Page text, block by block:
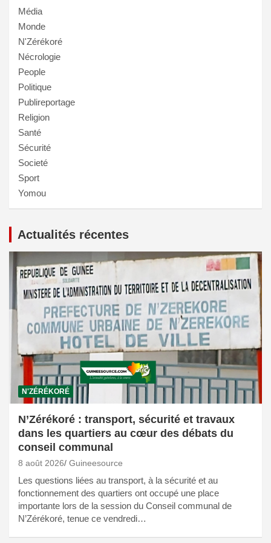
Média
Monde
N'Zérékoré
Nécrologie
People
Politique
Publireportage
Religion
Santé
Sécurité
Societé
Sport
Yomou
Actualités récentes
N'ZÉRÉKORÉ
N’Zérékoré : transport, sécurité et travaux
dans les quartiers au cœur des débats du
conseil communal
8 août 2026 Guineesource
Les questions liées au transport, à la sécurité et au
fonctionnement des quartiers ont occupé une place
importante lors de la session du Conseil communal de
N’Zérékoré, tenue ce vendredi…